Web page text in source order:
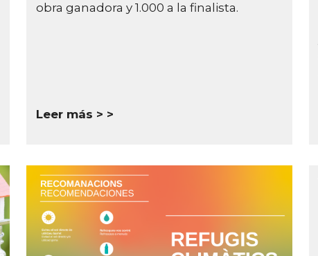
obra ganadora y 1.000 a la finalista.
Leer más >